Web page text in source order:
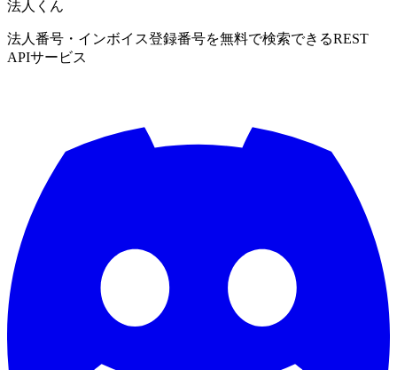
法人くん
法人番号・インボイス登録番号を無料で検索できるREST
APIサービス